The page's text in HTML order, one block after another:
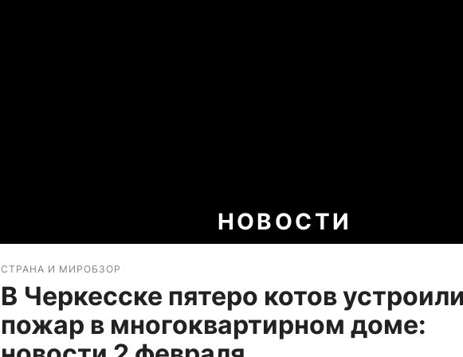
НОВОСТИ
СТРАНА И МИРОБЗОР
В Черкесске пятеро котов
пожар в многоквартирном доме: